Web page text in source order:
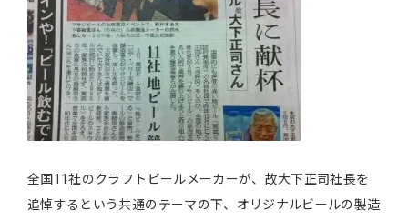
全国11社のクラフトビールメーカーが、故大下正司社長を
追悼するという共通のテーマの下、オリジナルビールの製造